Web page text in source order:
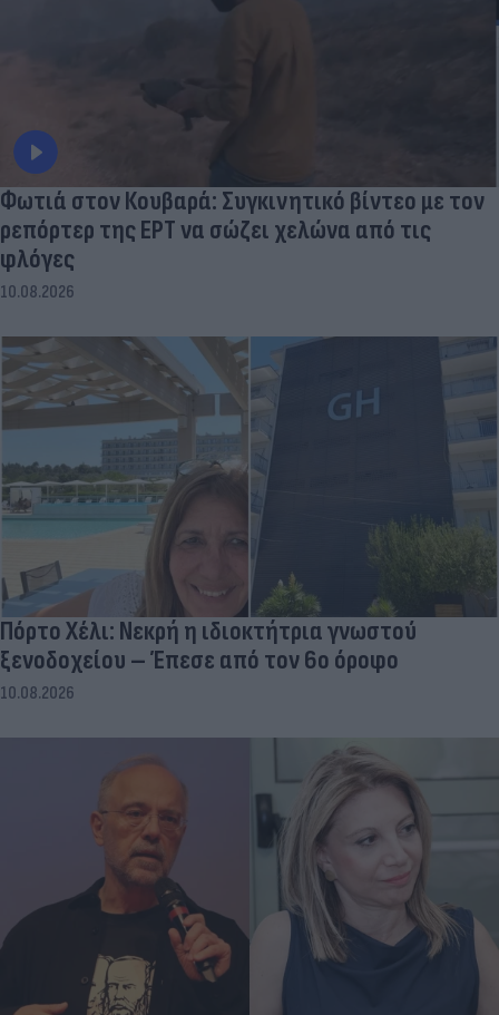
Φωτιά στον Κουβαρά: Συγκινητικό βίντεο με τον
ρεπόρτερ της ΕΡΤ να σώζει χελώνα από τις
φλόγες
10.08.2026
Πόρτο Χέλι: Νεκρή η ιδιοκτήτρια γνωστού
ξενοδοχείου – Έπεσε από τον 6ο όροφο
10.08.2026